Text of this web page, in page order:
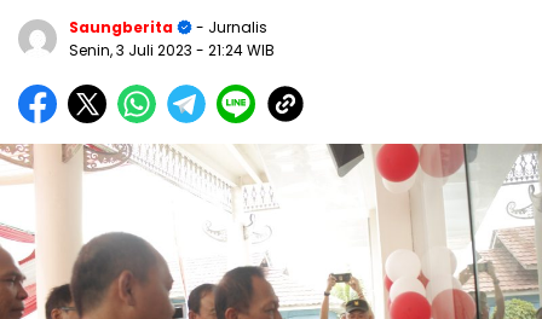
Saungberita
- Jurnalis
Senin, 3 Juli 2023 - 21:24 WIB